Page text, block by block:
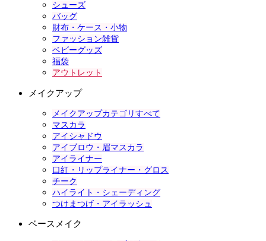
シューズ
バッグ
財布・ケース・小物
ファッション雑貨
ベビーグッズ
福袋
アウトレット
メイクアップ
メイクアップカテゴリすべて
マスカラ
アイシャドウ
アイブロウ・眉マスカラ
アイライナー
口紅・リップライナー・グロス
チーク
ハイライト・シェーディング
つけまつげ・アイラッシュ
ベースメイク